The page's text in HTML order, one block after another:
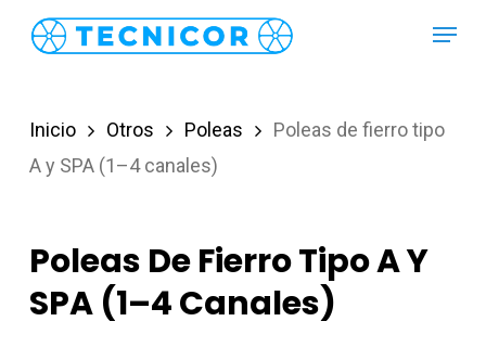
content
Menu
Inicio Otros Poleas
Poleas de fierro tipo
A y SPA (1–4 canales)
Poleas De Fierro Tipo A Y
SPA (1–4 Canales)